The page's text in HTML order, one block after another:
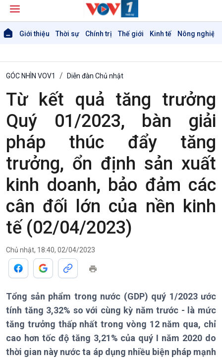
Giới thiệu Thời sự Chính trị Thế giới Kinh tế Nông nghiệp
Giới thiệu
Thời sự
Thời sự 6h
Thời sự 12h
Thời sự 18h
Thời sự 21h30
Bản tin
Chuyên mục
Theo dòng Thời sự
Chính trị
Tin Chính trị
Chính phủ với người dân
Quốc hội với cử tri
Xây dựng đảng
Thế giới
Tin thế giới
Vấn đề quốc tế
Hồ sơ sự kiện quốc tế
Thế giới & Việt Nam
GÓC NHÌN VOV1 Diễn đàn Chủ nhật
Từ kết quả tăng trưởng
Quý 01/2023, bàn giải
pháp thúc đẩy tăng
trưởng, ổn định sản xuất
kinh doanh, bảo đảm các
cân đối lớn của nền kinh
tế (02/04/2023)
Chủ nhật, 18:40, 02/04/2023
Tổng sản phẩm trong nước (GDP) quý 1/2023 ước
tính tăng 3,32% so với cùng kỳ năm trước - là mức
tăng trưởng thấp nhất trong vòng 12 năm qua, chỉ
cao hơn tốc độ tăng 3,21% của quý I năm 2020 do
thời gian này nước ta áp dụng nhiều biện pháp mạnh